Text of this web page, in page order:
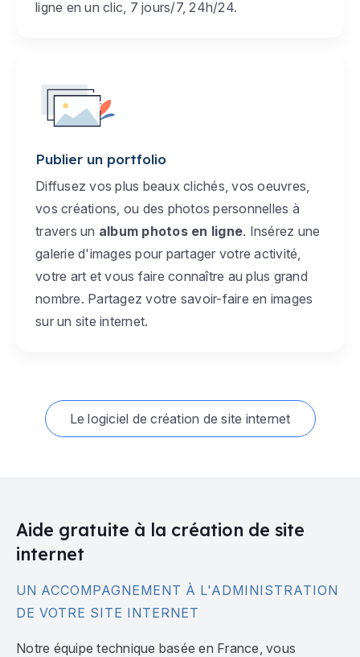
ligne en un clic, 7 jours/7, 24h/24.
Publier un portfolio
Diffusez vos plus beaux clichés, vos oeuvres,
vos créations, ou des photos personnelles à
travers un album photos en ligne. Insérez une
galerie d'images pour partager votre activité,
votre art et vous faire connaître au plus grand
nombre. Partagez votre savoir-faire en images
sur un site internet.
Le logiciel de création de site internet
Aide gratuite à la création de site
internet
UN ACCOMPAGNEMENT À L'ADMINISTRATION
DE VOTRE SITE INTERNET
Notre équipe technique basée en France, vous